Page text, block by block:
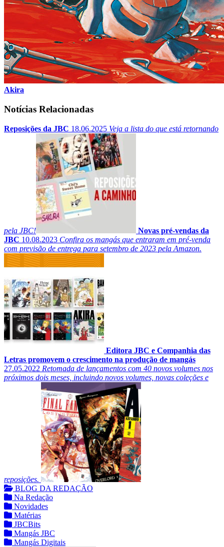
Akira
Notícias Relacionadas
Reposições da JBC 18.06.2025 Veja a lista do que está retornando
pela JBC!
Novas pré-vendas da
JBC 10.08.2023 Confira os mangás que entraram em pré-venda
com previsão de entrega para setembro de 2023 pela Amazon.
Editora JBC e Companhia das
Letras promovem o crescimento na produção de mangás
27.05.2022 Retomada de lançamentos com 40 novos volumes nos
próximos dois meses, incluindo novos volumes, novas coleções e
reposições.
BLOG DA REDAÇÃO
Na Redação
Novidades
Matérias
JBCBits
Mangás JBC
Mangás Digitais